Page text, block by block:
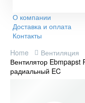
О компании
Доставка и оплата
Контакты
Home
Вентиляция
Вентилятор Ebmpapst
радиальный EC